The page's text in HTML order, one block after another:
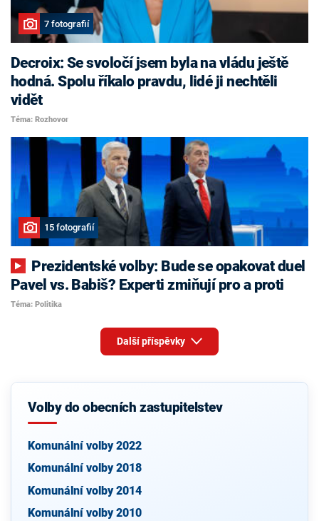
7 fotografií
Decroix: Se svoločí jsem byla na vládu ještě
hodná. Spolu říkalo pravdu, lidé ji nechtěli
vidět
Téma: Rozhovor
15 fotografií
Pavel vs. Babiš? Experti zmiňují pro a proti
Téma: Politika
Další příspěvky
Volby do obecních zastupitelstev
Komunální volby 2022
Komunální volby 2018
Komunální volby 2014
Komunální volby 2010